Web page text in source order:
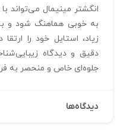
انگشتر مینیمال می‌تواند
به خوبی هماهنگ شود و
زیاد، استایل خود را
دقیق و دیدگاه
جلوه‌ای خاص و منحصر به
دیدگاه‌ها